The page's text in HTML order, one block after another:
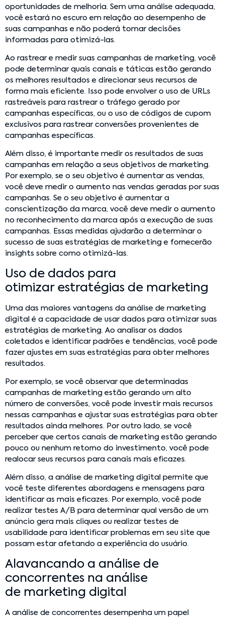
oportunidades de melhoria. Sem uma análise adequada,
você estará no escuro em relação ao desempenho de
suas campanhas e não poderá tomar decisões
informadas para otimizá-las.
Ao rastrear e medir suas campanhas de marketing, você
pode determinar quais canais e táticas estão gerando
os melhores resultados e direcionar seus recursos de
forma mais eficiente. Isso pode envolver o uso de URLs
rastreáveis para rastrear o tráfego gerado por
campanhas específicas, ou o uso de códigos de cupom
exclusivos para rastrear conversões provenientes de
campanhas específicas.
Além disso, é importante medir os resultados de suas
campanhas em relação a seus objetivos de marketing.
Por exemplo, se o seu objetivo é aumentar as vendas,
você deve medir o aumento nas vendas geradas por suas
campanhas. Se o seu objetivo é aumentar a
conscientização da marca, você deve medir o aumento
no reconhecimento da marca após a execução de suas
campanhas. Essas medidas ajudarão a determinar o
sucesso de suas estratégias de marketing e fornecerão
insights sobre como otimizá-las.
Uso de dados para
otimizar estratégias de marketing
Uma das maiores vantagens da análise de marketing
digital é a capacidade de usar dados para otimizar suas
estratégias de marketing. Ao analisar os dados
coletados e identificar padrões e tendências, você pode
fazer ajustes em suas estratégias para obter melhores
resultados.
Por exemplo, se você observar que determinadas
campanhas de marketing estão gerando um alto
número de conversões, você pode investir mais recursos
nessas campanhas e ajustar suas estratégias para obter
resultados ainda melhores. Por outro lado, se você
perceber que certos canais de marketing estão gerando
pouco ou nenhum retorno do investimento, você pode
realocar seus recursos para canais mais eficazes.
Além disso, a análise de marketing digital permite que
você teste diferentes abordagens e mensagens para
identificar as mais eficazes. Por exemplo, você pode
realizar testes A/B para determinar qual versão de um
anúncio gera mais cliques ou realizar testes de
usabilidade para identificar problemas em seu site que
possam estar afetando a experiência do usuário.
Alavancando a análise de
concorrentes na análise
de marketing digital
A análise de concorrentes desempenha um papel